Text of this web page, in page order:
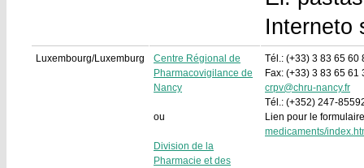
Interneto
Luxembourg/Luxemburg
Centre Régional de
Pharmacovigilance de
Nancy
ou
Division de la
Pharmacie et des
Tél.: (+33) 3 83 65 60
Fax: (+33) 3 83 65 61
crpv@chru-nancy.fr
Tél.: (+352) 247-
Lien pour le
medicaments/